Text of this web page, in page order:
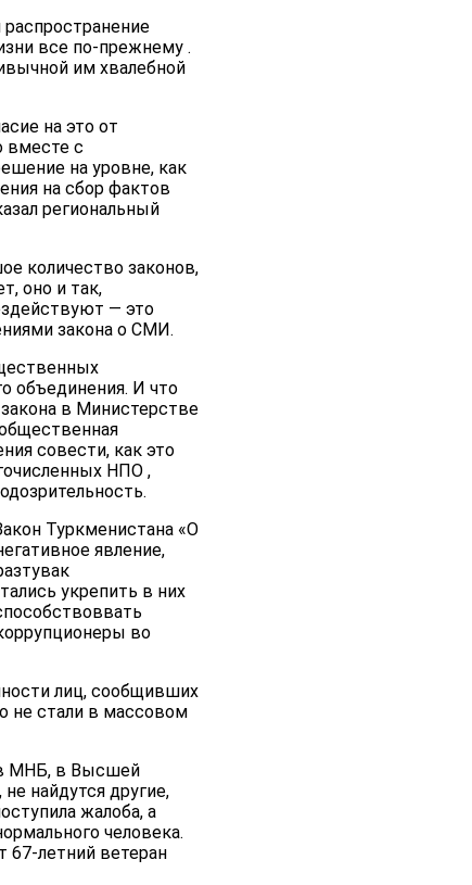
все по-прежнему .
им хвалебной
на это от
вместе с
на уровне, как
на сбор фактов
региональный
количество законов,
оно и так,
— это
закона о СМИ.
объединения. И что
в Министерстве
совести, как это
НПО ,
Туркменистана «О
явление,
укрепить в них
во
лиц, сообщивших
не стали в массовом
в МНБ, в Высшей
найдутся другие,
жалоба, а
человека.
67-летний ветеран